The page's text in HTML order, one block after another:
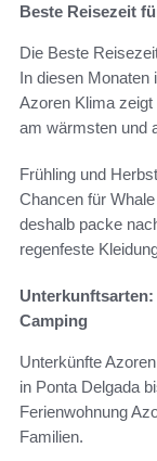
Beste Reisezeit
Die Beste
In diesen Monaten
Azoren Klima
am wärmsten und
Frühling und
Chancen für
deshalb packe
regenfeste
Camping
Unterkünfte
in Ponta Delgada
Ferienwohnung
Familien.